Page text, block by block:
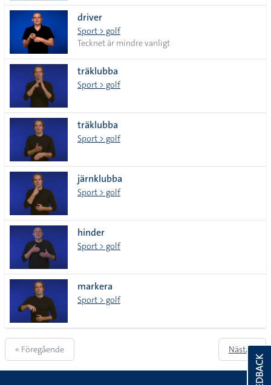
driver
Sport > golf
Tecknet är mindre vanligt
träklubba
Sport > golf
träklubba
Sport > golf
järnklubba
Sport > golf
hinder
Sport > golf
markera
Sport > golf
« Föregående Nästa »
FEEDBACK